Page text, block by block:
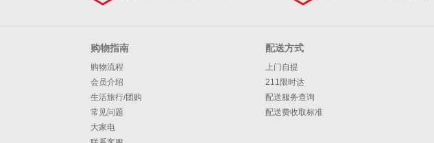
购物指南
购物流程
会员介绍
生活旅行/团购
常见问题
大家电
配送方式
上门自提
211限时达
配送服务查询
配送费收取标准